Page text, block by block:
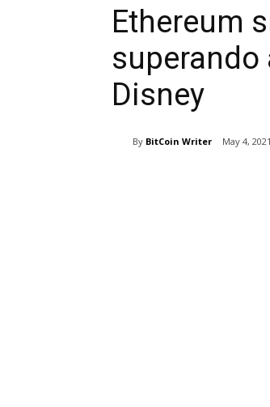
Ethereum
superando
Disney
By BitCoin Writer May 4, 2021